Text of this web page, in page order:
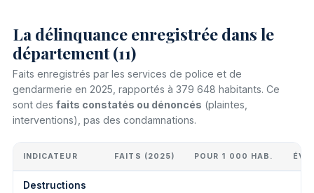
La délinquance enregistrée dans le
département (11)
Faits enregistrés par les services de police et de
gendarmerie en 2025, rapportés à 379 648 habitants. Ce
sont des faits constatés ou dénoncés (plaintes,
interventions), pas des condamnations.
INDICATEUR FAITS (2025) POUR 1 000 HAB.
Destructions